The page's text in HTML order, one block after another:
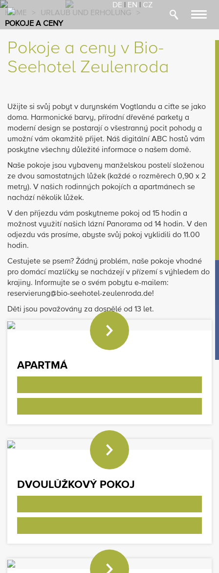
DE EN
CZ
HOME > URLAUB UND ERHOLUNG
>
POKOJE A CENY
Pokoje a ceny v Bio-
Seehotel Zeulenroda
Užijte si svůj pobyt v durynském Vogtlandu a ciťte se jako
doma. Harmonické barvy, přírodní dřevěné parkety a
moderní design se postarají o všestranný pocit pohody a
umožní vám okamžitě přijet. Náš digitální ABC hostů vám
poskytne všechny důležité informace o našem domě.
Naše pokoje jsou vybaveny manželskou postelí složenou
ze dvou samostatných lůžek (každé o rozměrech 0,90 x 2
metry). V našich rodinných pokojích a apartmánech se
nachází několik lůžek.
V den příjezdu vám poskytneme pokoj od 15 hodin a
možnost využití našich lázní Panorama od 14 hodin. V den
odjezdu vás prosíme, abyste svůj pokoj vyklidili do 11.00
hodin.
Cestujete se psem? Žádný problém, naše pokoje vhodné
pro domácí mazlíčky se nacházejí v přízemí s výhledem do
krajiny. Informujte se o svém pobytu e-mailem:
reservierung@bio-seehotel-zeulenroda.de!
Děti jsou považovány za dospělé od 13 let.
APARTMÁ
DVOULŮŽKOVÝ POKOJ